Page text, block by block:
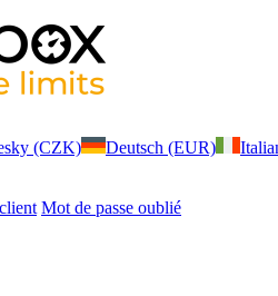
(CZK) Deutsch (EUR)
Mot de passe oublié